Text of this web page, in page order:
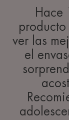
Hace
ver las
el